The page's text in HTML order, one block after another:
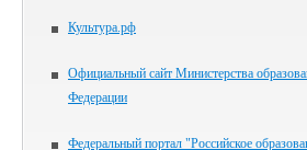
Культура.рф
Официальный сайт Министерства
Федерации
Федеральный портал "Российское